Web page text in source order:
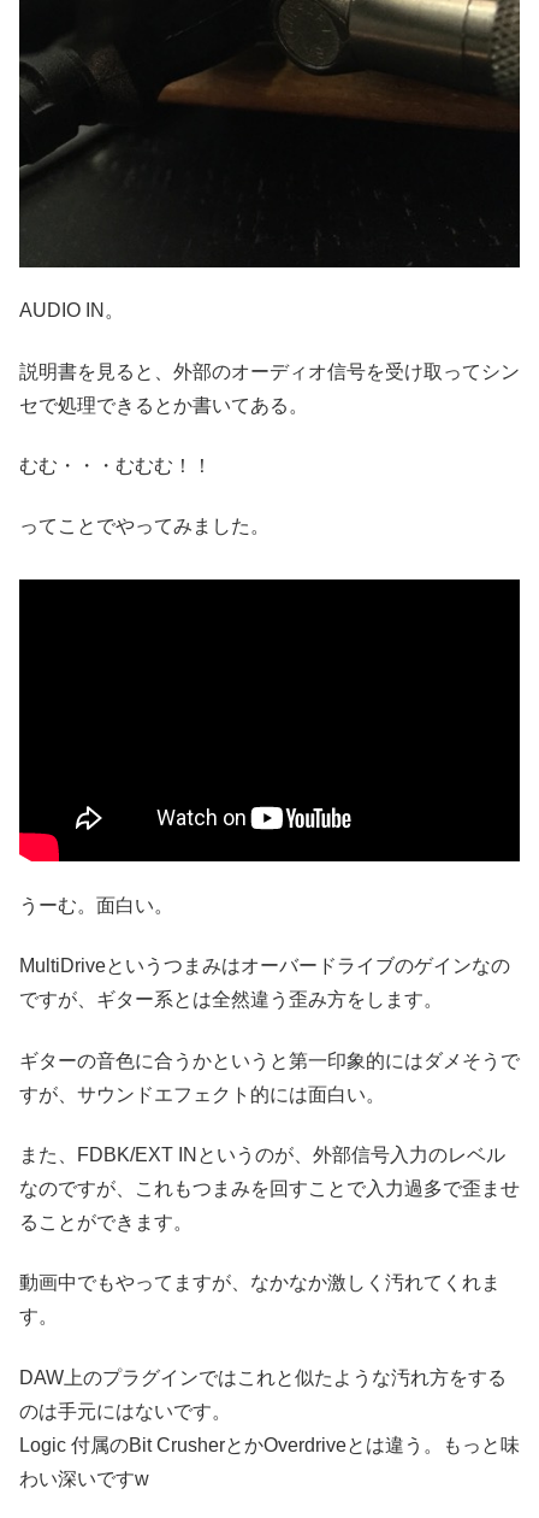
AUDIO IN。
説明書を見ると、外部のオーディオ信号を受け取ってシン
セで処理できるとか書いてある。
むむ・・・むむむ！！
ってことでやってみました。
うーむ。面白い。
MultiDriveというつまみはオーバードライブのゲインなの
ですが、ギター系とは全然違う歪み方をします。
ギターの音色に合うかというと第一印象的にはダメそうで
すが、サウンドエフェクト的には面白い。
また、FDBK/EXT INというのが、外部信号入力のレベル
なのですが、これもつまみを回すことで入力過多で歪ませ
ることができます。
動画中でもやってますが、なかなか激しく汚れてくれま
す。
DAW上のプラグインではこれと似たような汚れ方をする
のは手元にはないです。
Logic 付属のBit CrusherとかOverdriveとは違う。もっと味
わい深いですw